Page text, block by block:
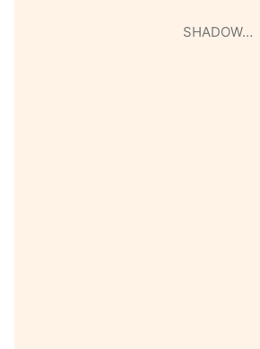
SHADOW…